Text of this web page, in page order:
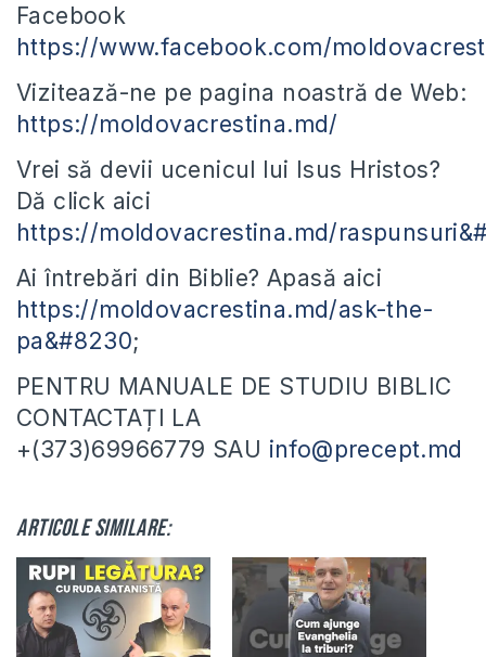
Facebook
https://www.facebook.com/
Vizitează-ne pe pagina noastră de Web:
https://moldovacrestina.md/
Vrei să devii ucenicul lui Isus Hristos?
Dă click aici
https://moldovacrestina.md/
Ai întrebări din Biblie? Apasă aici
https://moldovacrestina.md/ask-the-
pa&#8230;
PENTRU MANUALE DE STUDIU BIBLIC
CONTACTAȚI LA
+(373)69966779 SAU info@precept.md
Articole similare: